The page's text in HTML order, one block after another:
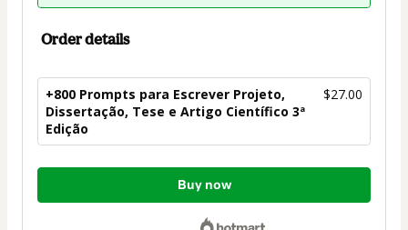
Order details
+800 Prompts para Escrever Projeto,
Dissertação, Tese e Artigo Científico 3ª
Edição
$27.00
Total
Buy now